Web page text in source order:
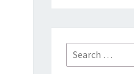
Search
for: